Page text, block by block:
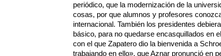
periódico, que la modernización de la
cosas, por que alumnos y profesores
internacional. También los presidentes
básico, para no quedarse encasquillados en
con el que Zapatero dio la bienvenida a
trabajando en ello», que Aznar pronunció en